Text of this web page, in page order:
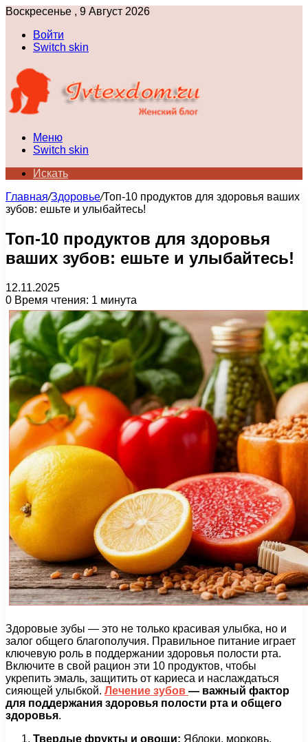
Воскресенье , 9 Август 2026
Войти
Switch skin
Меню
Switch skin
Искать
Главная/Здоровье/Топ-10 продуктов для здоровья ваших
зубов: ешьте и улыбайтесь!
Топ-10 продуктов для здоровья
ваших зубов: ешьте и улыбайтесь!
12.11.2025
0 Время чтения: 1 минута
Здоровые зубы — это не только красивая улыбка, но и
залог общего благополучия. Правильное питание играет
ключевую роль в поддержании здоровья полости рта.
Включите в свой рацион эти 10 продуктов, чтобы
укрепить эмаль, защитить от кариеса и наслаждаться
сияющей улыбкой. Лечение зубов — важный фактор
для поддержания здоровья полости рта и общего
здоровья.
Твердые фрукты и овощи: Яблоки, морковь,